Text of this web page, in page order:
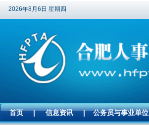
2026年8月6日 星期四
首页 | 信息资讯 | 公务员与事业单位